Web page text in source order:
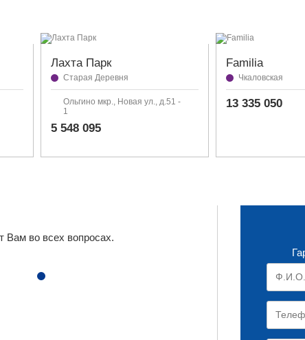
Лахта Парк
Старая Деревня
Ольгино мкр., Новая ул., д.51 -
1
5 548 095
Familia
Чкаловская
13 335 050
Вам во всех вопросах.